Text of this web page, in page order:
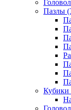
Пазлы
Кубики